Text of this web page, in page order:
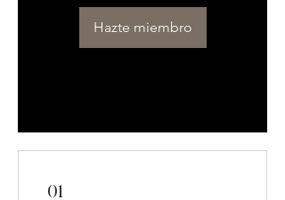
Hazte miembro
01